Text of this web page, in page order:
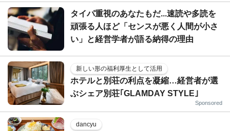
タイパ重視のあなたもだ...速読や多読を
頑張る人ほど「センスが悪く人間が小さ
い」と経営学者が語る納得の理由
新しい形の福利厚生として活用
ホテルと別荘の利点を凝縮…経営者が選
ぶシェア別荘｢GLAMDAY STYLE｣
Sponsored
dancyu